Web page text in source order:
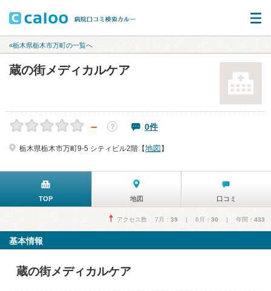
«栃木県栃木市万町の一覧へ
蔵の街メディカルケア
－ ？ 0件
栃木県栃木市万町9-5 シティビル2階【地図 】
TOP 地図 口コミ
アクセス数 7月： 39 | 6月： 30 | 年間： 433
基本情報
蔵の街メディカルケア